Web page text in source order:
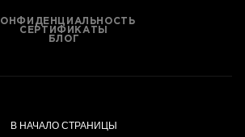
СЕРТИФИКАТЫ
БЛОГ
В НАЧАЛО СТРАНИЦЫ